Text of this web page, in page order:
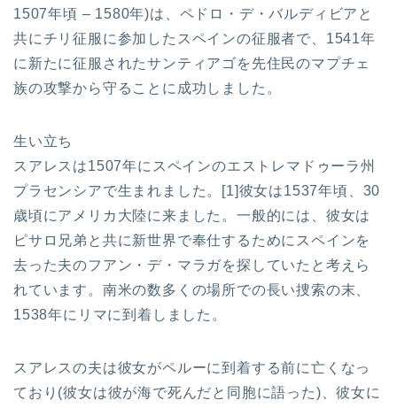
1507年頃 – 1580年)は、ペドロ・デ・バルディビアと
共にチリ征服に参加したスペインの征服者で、1541年
に新たに征服されたサンティアゴを先住民のマプチェ
族の攻撃から守ることに成功しました。
生い立ち
スアレスは1507年にスペインのエストレマドゥーラ州
プラセンシアで生まれました。[1]彼女は1537年頃、30
歳頃にアメリカ大陸に来ました。一般的には、彼女は
ピサロ兄弟と共に新世界で奉仕するためにスペインを
去った夫のフアン・デ・マラガを探していたと考えら
れています。南米の数多くの場所での長い捜索の末、
1538年にリマに到着しました。
スアレスの夫は彼女がペルーに到着する前に亡くなっ
ており(彼女は彼が海で死んだと同胞に語った)、彼女に